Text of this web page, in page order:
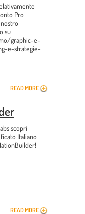
Pro
su
graphic-e-
e-strategie-
READ MORE
scopri
Italiano
READ MORE